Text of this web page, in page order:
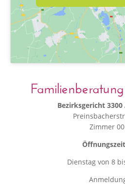
Bezirksgericht
Zimmer
Dienstag von 8